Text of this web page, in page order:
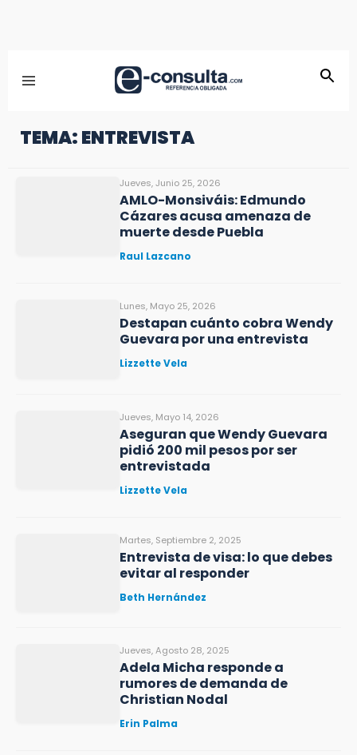
TEMA: ENTREVISTA
Jueves, Junio 25, 2026
AMLO-Monsiváis: Edmundo
Cázares acusa amenaza de
muerte desde Puebla
Raul Lazcano
Lunes, Mayo 25, 2026
Destapan cuánto cobra Wendy
Guevara por una entrevista
Lizzette Vela
Jueves, Mayo 14, 2026
Aseguran que Wendy Guevara
pidió 200 mil pesos por ser
entrevistada
Lizzette Vela
Martes, Septiembre 2, 2025
Entrevista de visa: lo que debes
evitar al responder
Beth Hernández
Jueves, Agosto 28, 2025
Adela Micha responde a
rumores de demanda de
Christian Nodal
Erin Palma